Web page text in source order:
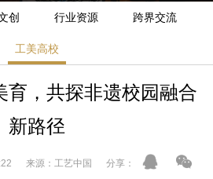
创 行业资源 跨界交流
工美高校
育，共探非遗校园融合
新路径
来源：工艺中国 分享：